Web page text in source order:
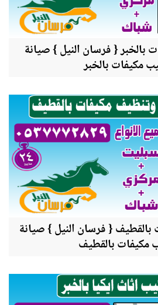
{ فرسان النيل } صيانة
مكيفات بالخبر
{ فرسان النيل } صيانة
مكيفات بالقطيف